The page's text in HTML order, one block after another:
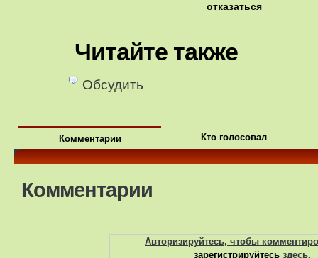
отказаться
Читайте также
Обсудить
Комментарии Кто голосовал
Комментарии
Авторизируйтесь, чтобы
зарегистрируйтесь здесь.